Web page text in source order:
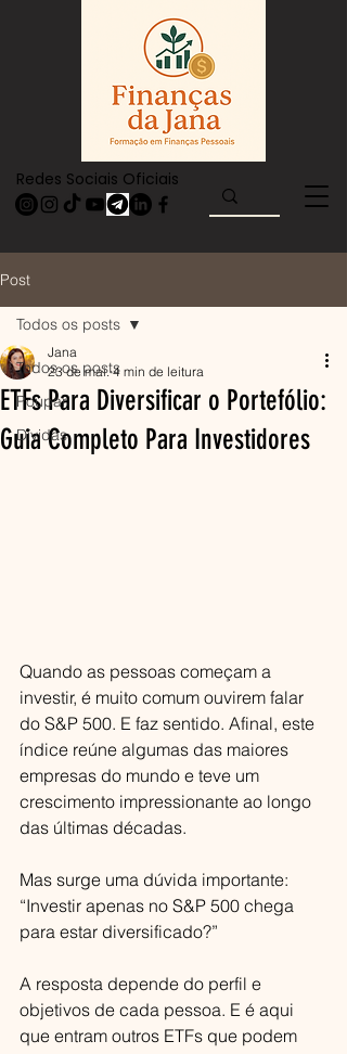
Redes Sociais Oficiais
Post
Todos os posts
Poupar
Dívidas
Todos os posts
ETFs Para Diversificar o Portefólio:
Guia Completo Para Investidores
Jana
23 de mai. 4 min de leitura
Quando as pessoas começam a
investir, é muito comum ouvirem falar
do S&P 500. E faz sentido. Afinal, este
índice reúne algumas das maiores
empresas do mundo e teve um
crescimento impressionante ao longo
das últimas décadas.
Mas surge uma dúvida importante:
“Investir apenas no S&P 500 chega
para estar diversificado?”
A resposta depende do perfil e
objetivos de cada pessoa. E é aqui
que entram outros ETFs que podem